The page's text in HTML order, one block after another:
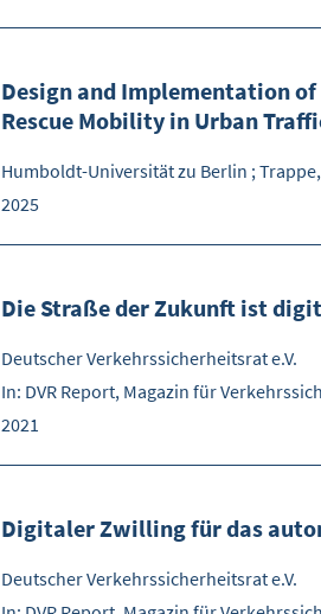
Design and Implementation
Rescue Mobility in Urban
Humboldt-Universität zu Berlin ;
2025
Die Straße der Zukunft ist
Deutscher Verkehrssicherheitsrat e.V.
In: DVR Report, Magazin für
2021
Digitaler Zwilling für das
Deutscher Verkehrssicherheitsrat e.V.